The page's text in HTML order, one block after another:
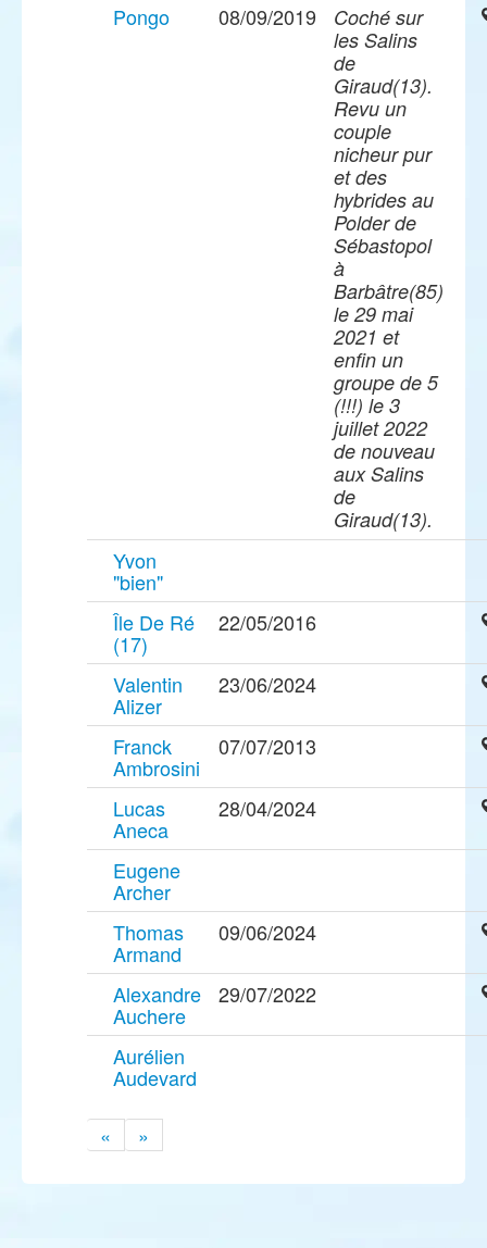
Pongo
08/09/2019
Coché sur
les Salins
de
Giraud(13).
Revu un
couple
nicheur pur
et des
hybrides au
Polder de
Sébastopol
à
Barbâtre(85)
le 29 mai
2021 et
enfin un
groupe de 5
(!!!) le 3
juillet 2022
de nouveau
aux Salins
de
Giraud(13).
Yvon
"bien"
Île De Ré
(17)
22/05/2016
Valentin
Alizer
23/06/2024
Franck
Ambrosini
07/07/2013
Lucas
Aneca
28/04/2024
Eugene
Archer
Thomas
Armand
09/06/2024
Alexandre
Auchere
29/07/2022
Aurélien
Audevard
« »